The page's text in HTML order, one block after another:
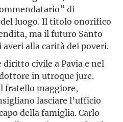
di
luogo. Il titolo onorifico
ma il futuro Santo
alla carità dei poveri.
civile a Pavia e nel
in utroque jure.
fratello maggiore,
lasciare l’ufficio
della famiglia. Carlo